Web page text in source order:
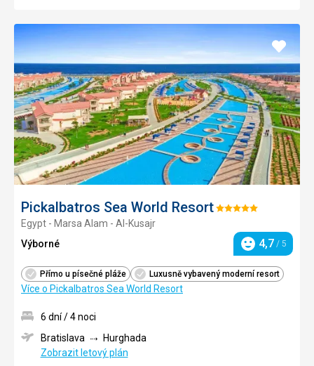
Pickalbatros Sea World ResortHodnocení:
Egypt - Marsa Alam - Al-Kusajr
Výborné
Hodnocení
4,7 / 5
Přímo u písečné pláže Luxusně vybavený moderní resort
Více o Pickalbatros Sea World Resort
Přidat
do
6 dní / 4 noci
Bratislava
Hurghada
Zobrazit letový plán